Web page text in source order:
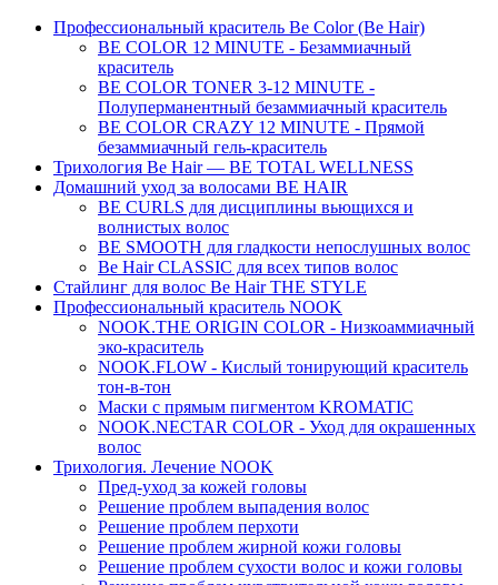
Профессиональный краситель Be Color (Be Hair)
BE COLOR 12 MINUTE - Безаммиачный
краситель
BE COLOR TONER 3-12 MINUTE -
Полуперманентный безаммиачный краситель
BE COLOR CRAZY 12 MINUTE - Прямой
безаммиачный гель-краситель
Трихология Be Hair — BE TOTAL WELLNESS
Домашний уход за волосами BE HAIR
BE CURLS для дисциплины вьющихся и
волнистых волос
BE SMOOTH для гладкости непослушных волос
Be Hair CLASSIC для всех типов волос
Стайлинг для волос Be Hair THE STYLE
Профессиональный краситель NOOK
NOOK.THE ORIGIN COLOR - Низкоаммиачный
эко-краситель
NOOK.FLOW - Кислый тонирующий краситель
тон-в-тон
Маски с прямым пигментом KROMATIC
NOOK.NECTAR COLOR - Уход для окрашенных
волос
Трихология. Лечение NOOK
Пред-уход за кожей головы
Решение проблем выпадения волос
Решение проблем перхоти
Решение проблем жирной кожи головы
Решение проблем сухости волос и кожи головы